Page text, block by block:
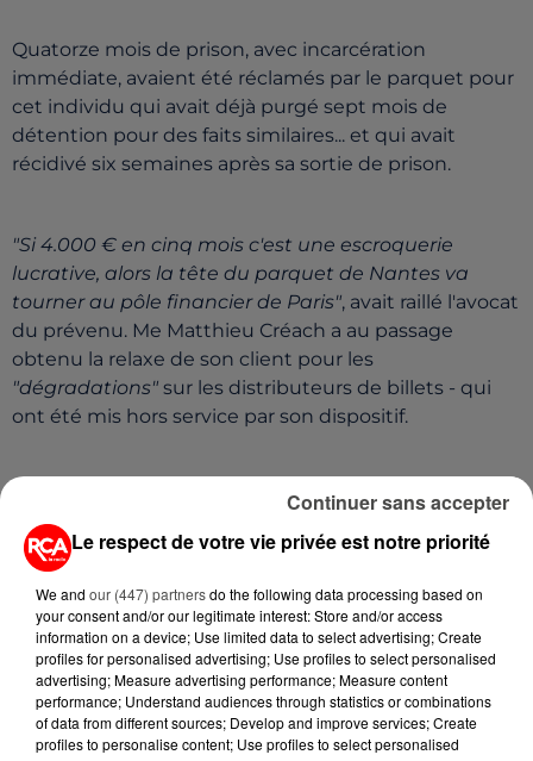
Quatorze mois de prison, avec incarcération
immédiate, avaient été réclamés par le parquet pour
cet individu qui avait déjà purgé sept mois de
détention pour des faits similaires... et qui avait
récidivé six semaines après sa sortie de prison.
"Si 4.000 € en cinq mois c'est une escroquerie
lucrative, alors la tête du parquet de Nantes va
tourner au pôle financier de Paris", avait raillé l'avocat
du prévenu. Me Matthieu Créach a au passage
obtenu la relaxe de son client pour les
"dégradations" sur les distributeurs de billets - qui
ont été mis hors service par son dispositif.
"Ces dégradations ne sont pas intentionnelles, sauf
à considérer qu'à grand renfort de ruban adhésif
double face, on peut mettre à mal tout le système
Le respect de votre vie privée est notre priorité
We and our (447) partnersdo the following data processing based on
your consent and/or our legitimate interest: Store and/or access
information on a device; Use limited data to select advertising; Create
profiles for personalised advertising; Use profiles to select personalised
advertising; Measure advertising performance; Measure content
performance; Understand audiences through statistics or combinations
of data from different sources; Develop and improve services; Create
profiles to personalise content; Use profiles to select personalised
Continuer sans accepter